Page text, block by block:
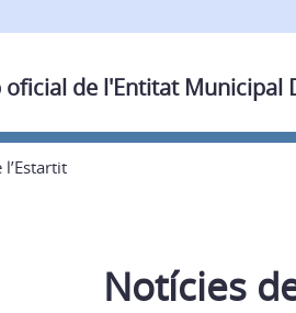
oficial de l'Entitat Municipal
Notícies